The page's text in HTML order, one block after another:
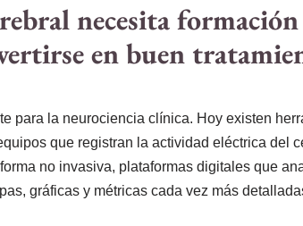
necesita
en buen
para la neurociencia clínica. Hoy existen
que registran la actividad eléctrica del
no invasiva, plataformas digitales que
gráficas y métricas cada vez más